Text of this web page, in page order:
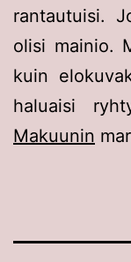
rantautuisi.
olisi mainio.
kuin
haluaisi
Makuunin